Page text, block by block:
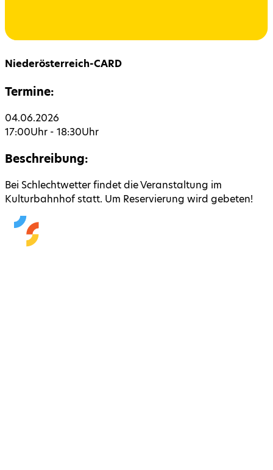
Niederösterreich-CARD
Termine:
04.06.2026
17:00Uhr - 18:30Uhr
Beschreibung:
Bei Schlechtwetter findet die Veranstaltung im
Kulturbahnhof statt. Um Reservierung wird gebeten!